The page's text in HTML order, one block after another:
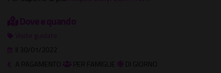
Dove e quando
Visite guidate
Il 30/01/2022
A PAGAMENTO
PER FAMIGLIE
DI GIORNO